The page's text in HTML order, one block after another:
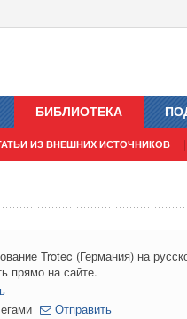
БИБЛИОТЕКА
ИЗ ВНЕШНИХ ИСТОЧНИКОВ
Trotec (Германия) на
прямо на сайте.
Отправить